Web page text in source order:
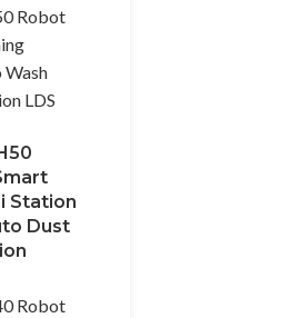
Station
Dust